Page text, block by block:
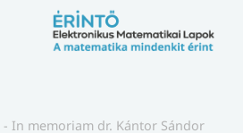
- In memoriam dr. Kántor Sándor